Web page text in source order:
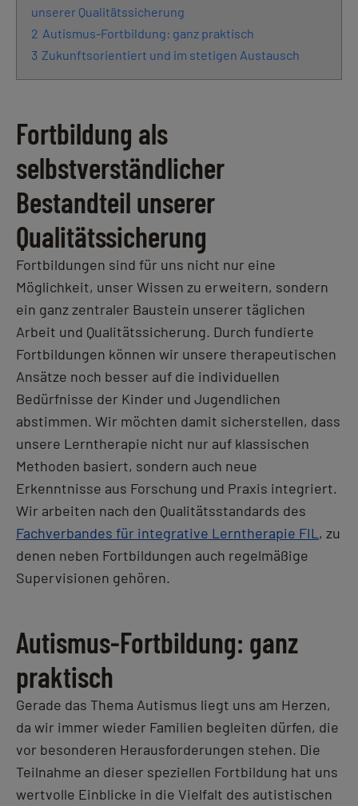
unserer Qualitätssicherung
2 Autismus-Fortbildung: ganz praktisch
3 Zukunftsorientiert und im stetigen Austausch
Fortbildung als
selbstverständlicher
Bestandteil unserer
Qualitätssicherung
Fortbildungen sind für uns nicht nur eine
Möglichkeit, unser Wissen zu erweitern, sondern
ein ganz zentraler Baustein unserer täglichen
Arbeit und Qualitätssicherung. Durch fundierte
Fortbildungen können wir unsere therapeutischen
Ansätze noch besser auf die individuellen
Bedürfnisse der Kinder und Jugendlichen
abstimmen. Wir möchten damit sicherstellen, dass
unsere Lerntherapie nicht nur auf klassischen
Methoden basiert, sondern auch neue
Erkenntnisse aus Forschung und Praxis integriert.
Wir arbeiten nach den Qualitätsstandards des
Fachverbandes für integrative Lerntherapie FIL , zu
denen neben Fortbildungen auch regelmäßige
Supervisionen gehören.
Autismus-Fortbildung: ganz
praktisch
Gerade das Thema Autismus liegt uns am Herzen,
da wir immer wieder Familien begleiten dürfen, die
vor besonderen Herausforderungen stehen. Die
Teilnahme an dieser speziellen Fortbildung hat uns
wertvolle Einblicke in die Vielfalt des autistischen